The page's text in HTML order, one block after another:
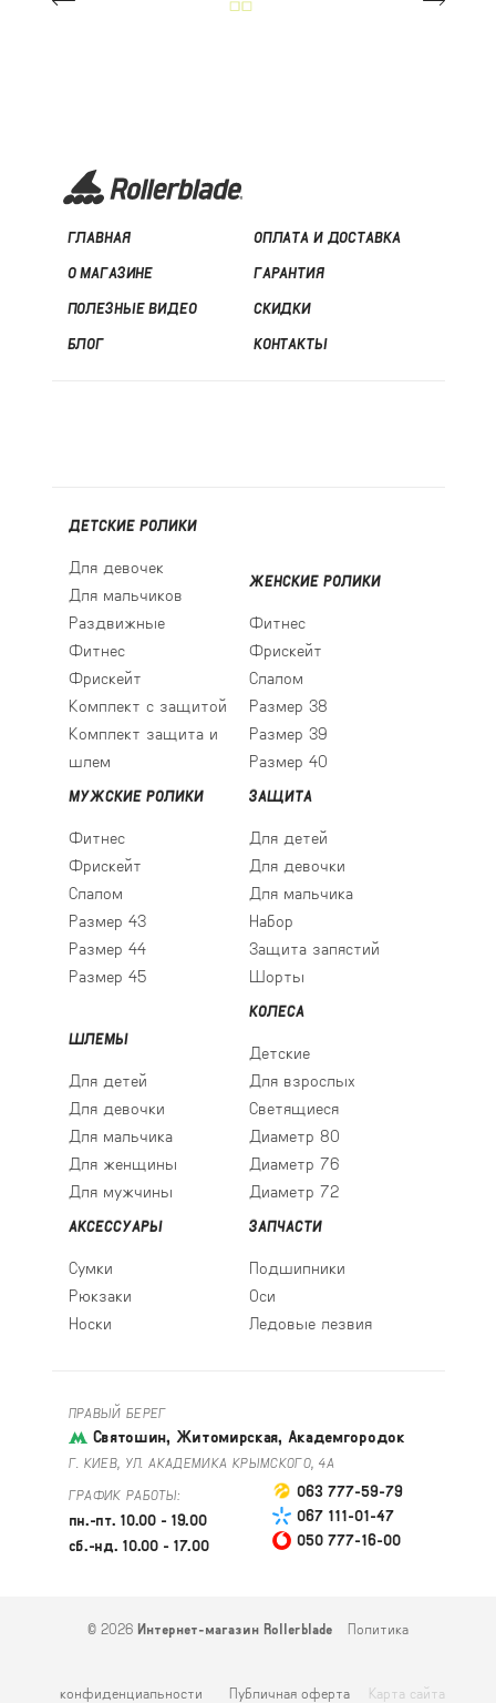
ГЛАВНАЯ
О МАГАЗИНЕ
ПОЛЕЗНЫЕ ВИДЕО
БЛОГ
ОПЛАТА И ДОСТАВКА
ГАРАНТИЯ
СКИДКИ
КОНТАКТЫ
ДЕТСКИЕ РОЛИКИ
Для девочек
Для мальчиков
Раздвижные
Фитнес
Фрискейт
Комплект с защитой
Комплект защита и
шлем
ЖЕНСКИЕ РОЛИКИ
Фитнес
Фрискейт
Слалом
Размер 38
Размер 39
Размер 40
МУЖСКИЕ РОЛИКИ
Фитнес
Фрискейт
Слалом
Размер 43
Размер 44
Размер 45
ЗАЩИТА
Для детей
Для девочки
Для мальчика
Набор
Защита запястий
Шорты
ШЛЕМЫ
Для детей
Для девочки
Для мальчика
Для женщины
Для мужчины
КОЛЕСА
Детские
Для взрослых
Светящиеся
Диаметр 80
Диаметр 76
Диаметр 72
АКСЕССУАРЫ
Сумки
Рюкзаки
Носки
ЗАПЧАСТИ
Подшипники
Оси
Ледовые лезвия
ПРАВЫЙ БЕРЕГ
Святошин, Житомирская, Академгородок
Г. КИЕВ, УЛ. АКАДЕМИКА КРЫМСКОГО, 4А
ГРАФИК РАБОТЫ:
пн.-пт. 10.00 - 19.00
сб.-нд. 10.00 - 17.00
063 777-59-79
067 111-01-47
050 777-16-00
© 2026 Интернет-магазин Rollerblade Политика
конфиденциальности Публичная оферта Карта сайта